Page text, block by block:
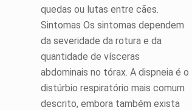
quedas ou lutas entre cães.
Sintomas Os sintomas dependem
da severidade da rotura e da
quantidade de vísceras
abdominais no tórax. A dispneia é o
distúrbio respiratório mais comum
descrito, embora também exista